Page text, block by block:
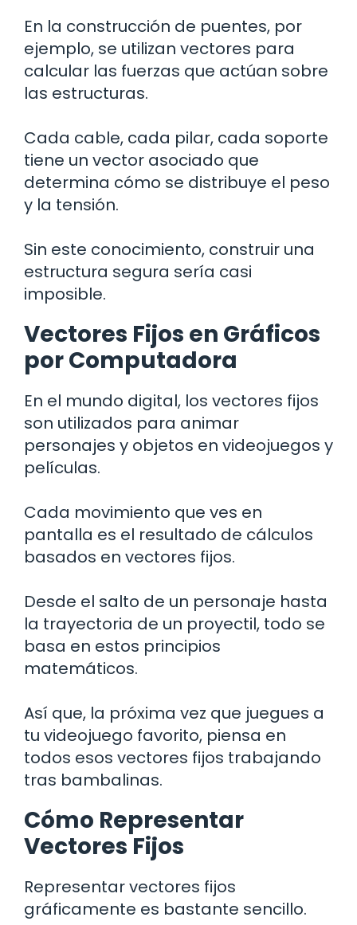
En la construcción de puentes, por
ejemplo, se utilizan vectores para
calcular las fuerzas que actúan sobre
las estructuras.
Cada cable, cada pilar, cada soporte
tiene un vector asociado que
determina cómo se distribuye el peso
y la tensión.
Sin este conocimiento, construir una
estructura segura sería casi
imposible.
Vectores Fijos en Gráficos
por Computadora
En el mundo digital, los vectores fijos
son utilizados para animar
personajes y objetos en videojuegos y
películas.
Cada movimiento que ves en
pantalla es el resultado de cálculos
basados en vectores fijos.
Desde el salto de un personaje hasta
la trayectoria de un proyectil, todo se
basa en estos principios
matemáticos.
Así que, la próxima vez que juegues a
tu videojuego favorito, piensa en
todos esos vectores fijos trabajando
tras bambalinas.
Cómo Representar
Vectores Fijos
Representar vectores fijos
gráficamente es bastante sencillo.